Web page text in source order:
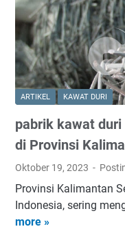
I
N
G
A
N
K
A
W
A
D
U
R
ARTIKEL KAWAT DURI
pabrik kawat
di Provinsi
Oktober 19, 2023
Provinsi Kalimantan
Indonesia, sering
more »
p